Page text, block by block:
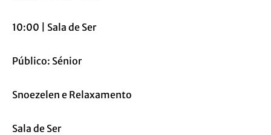
10:00 | Sala de Ser
Público: Sénior
Snoezelen e Relaxamento
Sala de Ser